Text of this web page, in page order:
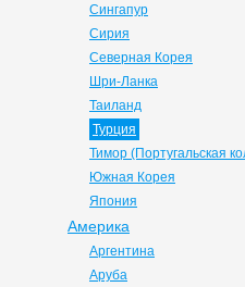
Сингапур
Сирия
Северная Корея
Шри-Ланка
Таиланд
Турция
Тимор (Португальская
Южная Корея
Япония
Америка
Аргентина
Аруба